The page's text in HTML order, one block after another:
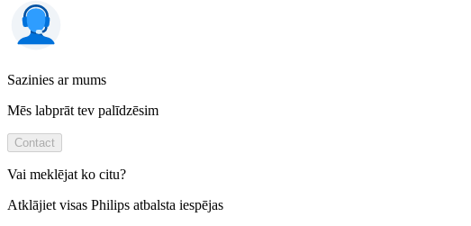
Sazinies ar mums
Mēs labprāt tev palīdzēsim
Contact
Vai meklējat ko citu?
Atklājiet visas Philips atbalsta iespējas